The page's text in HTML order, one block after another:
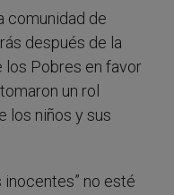
comunidad de
después de la
los Pobres en favor
un rol
los niños y sus
no esté